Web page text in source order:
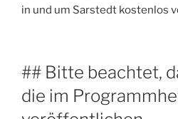
in und um Sarstedt kostenlos
## Bitte beachtet,
die im